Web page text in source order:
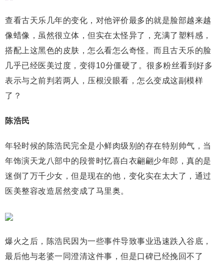
查看古天乐几年的变化，对他评价最多的就是脸部越来越
像蜡像，虽然很立体，但实在太怪异了，充满了塑料感，
搭配上这黑色的皮肤，怎么看怎么奇怪。而且古天乐的脸
几乎已经医美过度，变得10分僵硬了。很多粉丝看到好多
表示与之前判若两人，压根没眼看，怎么变成这副模样
了？
陈浩民
年轻时候的陈浩民完全是小鲜肉级别的存在特别帅气，当
年饰演天龙八部中的段誉时忆喜白衣翩翩少年郎，真的是
迷倒了万千少女，但是现在的他，变化实在太大了，通过
医美整容改造居然变成了马里奥。
爆火之后，陈浩民因为一些事件导致事业迅速跌入谷底，
最后他与老婆一同澄清这件事，但是口碑已经挽回不了